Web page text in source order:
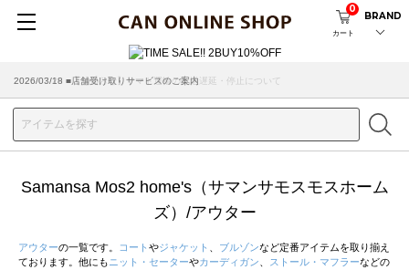
カート
0
BRAND
2026/07/29 ■【お知らせ】ヤマト運輸の配送遅延・停止について
2026/03/18 ■店舗受け取りサービスのご案内
Samansa Mos2 home's（サマンサモスモスホーム
ズ）/アウター
アウターの一覧です。 コート やジャケット ブルゾンなど定番アイテムを取り揃え
ております。他にも ニット・セーターやカーディガン ストール・マフラーなどの